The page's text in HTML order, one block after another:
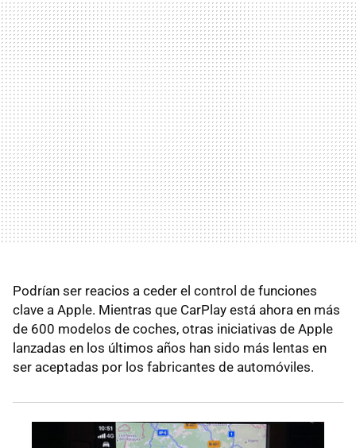
Podrían ser reacios a ceder el control de funciones
clave a Apple. Mientras que CarPlay está ahora en más
de 600 modelos de coches, otras iniciativas de Apple
lanzadas en los últimos años han sido más lentas en
ser aceptadas por los fabricantes de automóviles.